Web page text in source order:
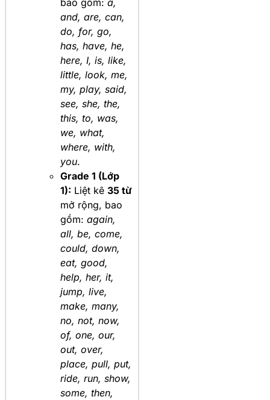
bao gồm: a,
and, are, can,
do, for, go,
has, have, he,
here, I, is, like,
little, look, me,
my, play, said,
see, she, the,
this, to, was,
we, what,
where, with,
you.
Grade 1 (Lớp
1): Liệt kê 35 từ
mở rộng, bao
gồm: again,
all, be, come,
could, down,
eat, good,
help, her, it,
jump, live,
make, many,
no, not, now,
of, one, our,
out, over,
place, pull, put,
ride, run, show,
some, then,